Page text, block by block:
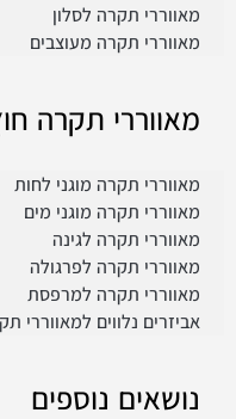
מאווררי תקרה לסלון
מאווררי תקרה מעוצבים
מאווררי תקרה חוץ
מאווררי תקרה מוגני לחות
מאווררי תקרה מוגני מים
מאווררי תקרה לגינה
מאווררי תקרה לפרגולה
מאווררי תקרה למרפסת
אביזרים נלווים למאווררי תקרה
נושאים נוספים